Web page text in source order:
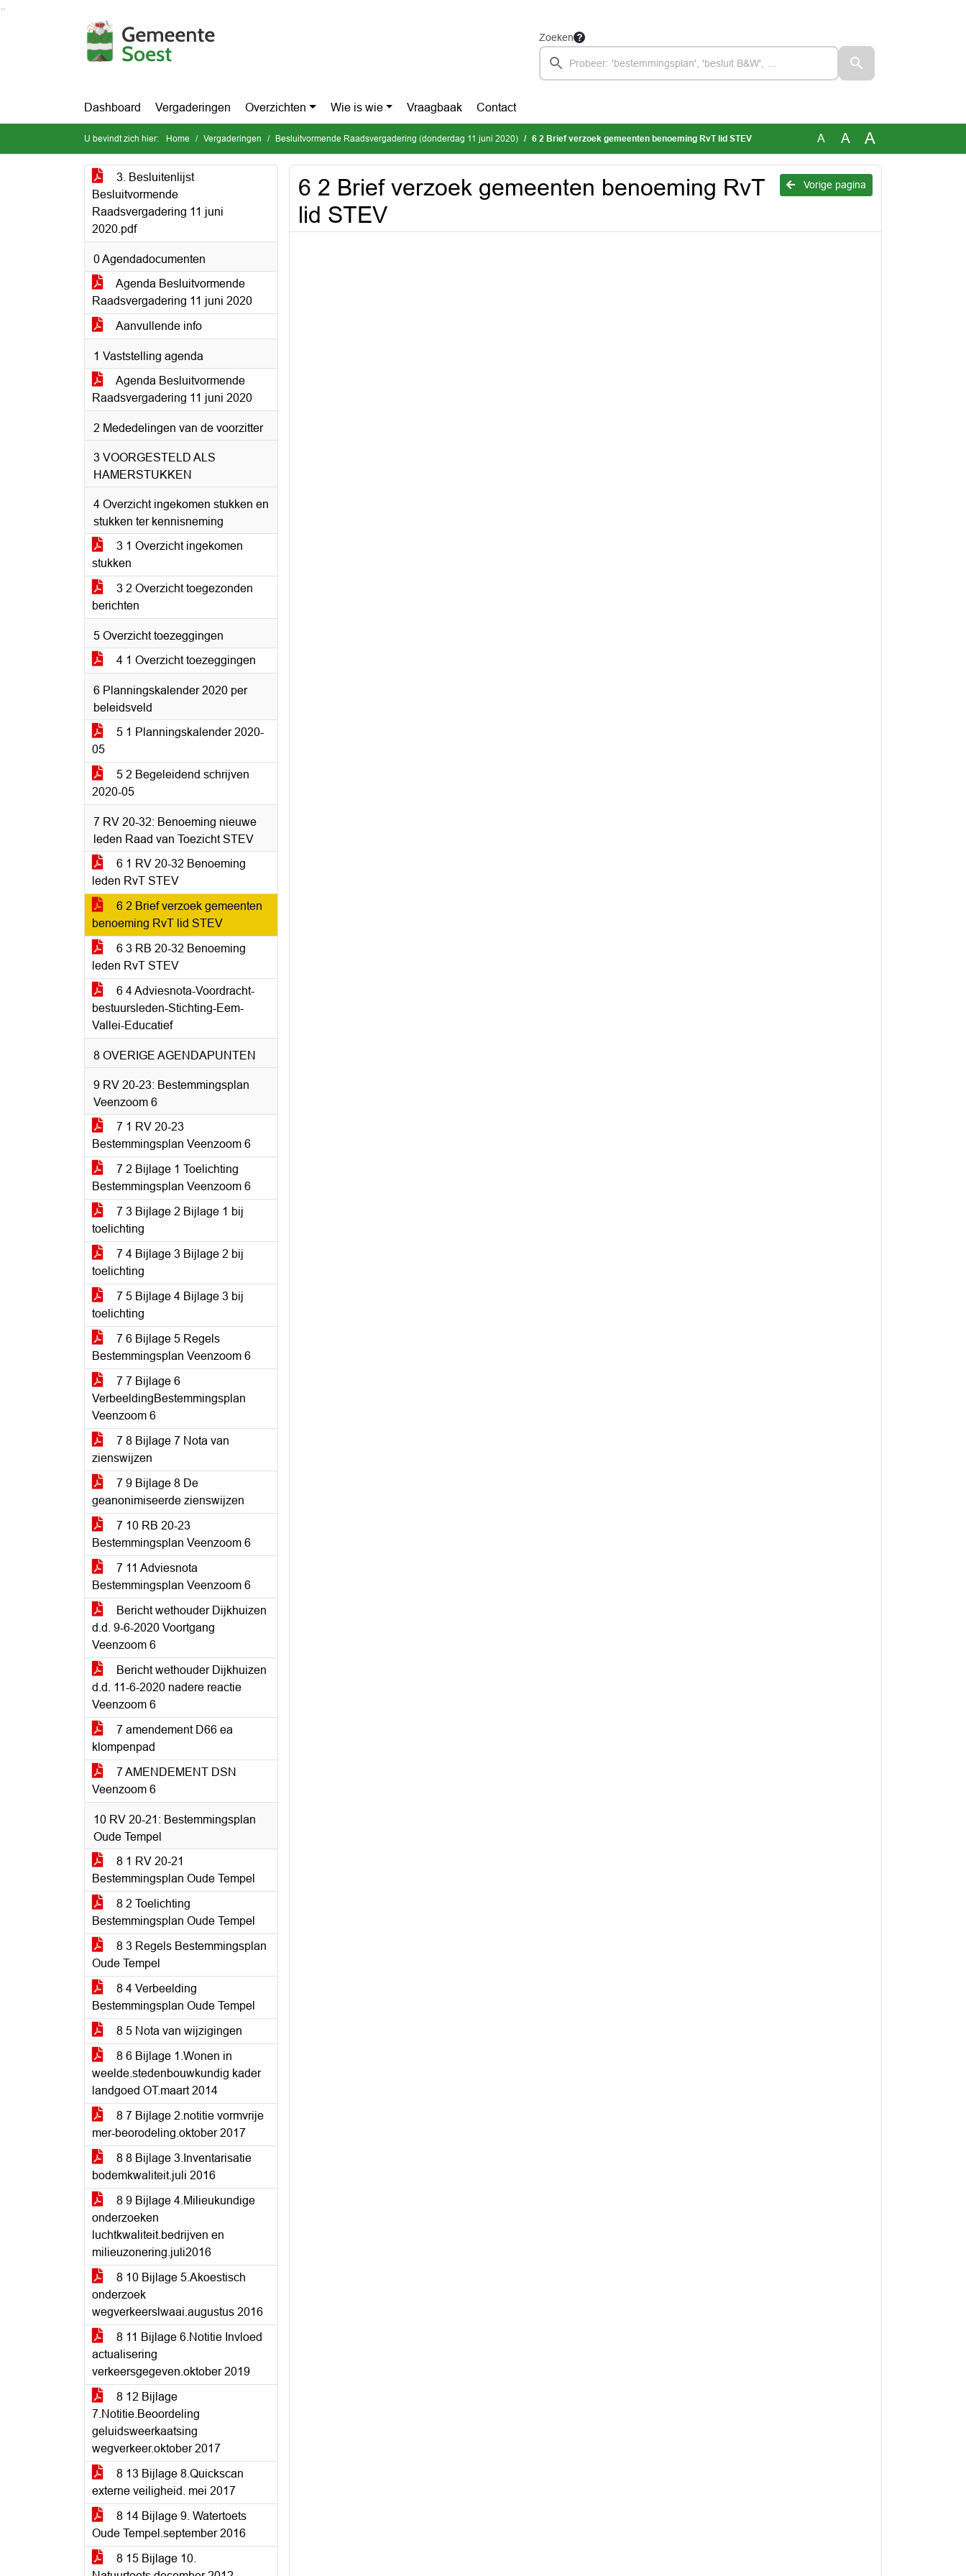
Zoeken
Dashboard Vergaderingen Overzichten Wie is wie Vraagbaak Contact
U bevindt zich hier: Home Vergaderingen Besluitvormende Raadsvergadering (donderdag 11 juni 2020) 6 2 Brief verzoek gemeenten benoeming RvT lid STEV A A A
3. Besluitenlijst
Besluitvormende
Raadsvergadering 11 juni
2020.pdf
0 Agendadocumenten
Agenda Besluitvormende
Raadsvergadering 11 juni 2020
Aanvullende info
1 Vaststelling agenda
Agenda Besluitvormende
Raadsvergadering 11 juni 2020
2 Mededelingen van de voorzitter
3 VOORGESTELD ALS
HAMERSTUKKEN
4 Overzicht ingekomen stukken en
stukken ter kennisneming
3 1 Overzicht ingekomen
stukken
3 2 Overzicht toegezonden
berichten
5 Overzicht toezeggingen
4 1 Overzicht toezeggingen
6 Planningskalender 2020 per
beleidsveld
5 1 Planningskalender 2020-
05
5 2 Begeleidend schrijven
2020-05
7 RV 20-32: Benoeming nieuwe
leden Raad van Toezicht STEV
6 1 RV 20-32 Benoeming
leden RvT STEV
6 2 Brief verzoek gemeenten
benoeming RvT lid STEV
6 3 RB 20-32 Benoeming
leden RvT STEV
6 4 Adviesnota-Voordracht-
bestuursleden-Stichting-Eem-
Vallei-Educatief
8 OVERIGE AGENDAPUNTEN
9 RV 20-23: Bestemmingsplan
Veenzoom 6
7 1 RV 20-23
Bestemmingsplan Veenzoom 6
7 2 Bijlage 1 Toelichting
Bestemmingsplan Veenzoom 6
7 3 Bijlage 2 Bijlage 1 bij
toelichting
7 4 Bijlage 3 Bijlage 2 bij
toelichting
7 5 Bijlage 4 Bijlage 3 bij
toelichting
7 6 Bijlage 5 Regels
Bestemmingsplan Veenzoom 6
7 7 Bijlage 6
VerbeeldingBestemmingsplan
Veenzoom 6
7 8 Bijlage 7 Nota van
zienswijzen
7 9 Bijlage 8 De
geanonimiseerde zienswijzen
7 10 RB 20-23
Bestemmingsplan Veenzoom 6
7 11 Adviesnota
Bestemmingsplan Veenzoom 6
Bericht wethouder Dijkhuizen
d.d. 9-6-2020 Voortgang
Veenzoom 6
Bericht wethouder Dijkhuizen
d.d. 11-6-2020 nadere reactie
Veenzoom 6
7 amendement D66 ea
klompenpad
7 AMENDEMENT DSN
Veenzoom 6
10 RV 20-21: Bestemmingsplan
Oude Tempel
8 1 RV 20-21
Bestemmingsplan Oude Tempel
8 2 Toelichting
Bestemmingsplan Oude Tempel
8 3 Regels Bestemmingsplan
Oude Tempel
8 4 Verbeelding
Bestemmingsplan Oude Tempel
8 5 Nota van wijzigingen
8 6 Bijlage 1.Wonen in
weelde.stedenbouwkundig kader
landgoed OT.maart 2014
8 7 Bijlage 2.notitie vormvrije
mer-beorodeling.oktober 2017
8 8 Bijlage 3.Inventarisatie
bodemkwaliteit.juli 2016
8 9 Bijlage 4.Milieukundige
onderzoeken
luchtkwaliteit.bedrijven en
milieuzonering.juli2016
8 10 Bijlage 5.Akoestisch
onderzoek
wegverkeerslwaai.augustus 2016
8 11 Bijlage 6.Notitie Invloed
actualisering
verkeersgegeven.oktober 2019
8 12 Bijlage
7.Notitie.Beoordeling
geluidsweerkaatsing
wegverkeer.oktober 2017
8 13 Bijlage 8.Quickscan
externe veiligheid. mei 2017
8 14 Bijlage 9. Watertoets
Oude Tempel.september 2016
8 15 Bijlage 10.
Vorige pagina
6 2 Brief verzoek gemeenten benoeming RvT
lid STEV